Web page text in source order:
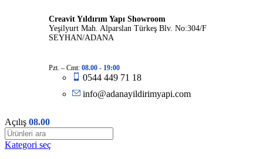
Creavit Yıldırım Yapı Showroom
Yeşilyurt Mah. Alparslan Türkeş Blv. No:304/F
SEYHAN/ADANA
Pzt. – Cmt: 08.00 - 19:00
0544 449 71 18
info@adanayildirimyapi.com
Açılış 08.00
Kategori seç